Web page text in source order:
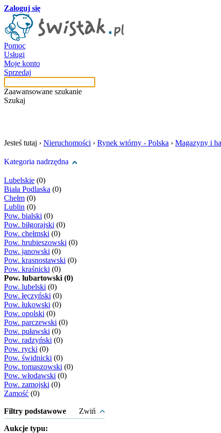
Zaloguj się
Pomoc
Usługi
Moje konto
Sprzedaj
Zaawansowane szukanie
Szukaj
Jesteś tutaj › Nieruchomości › Rynek wtórny - Polska › Magazyny i
Kategoria nadrzędna
Lubelskie (0)
Biała Podlaska (0)
Chełm (0)
Lublin (0)
Pow. bialski (0)
Pow. biłgorajski (0)
Pow. chełmski (0)
Pow. hrubieszowski (0)
Pow. janowski (0)
Pow. krasnostawski (0)
Pow. kraśnicki (0)
Pow. lubartowski (0)
Pow. lubelski (0)
Pow. łęczyński (0)
Pow. łukowski (0)
Pow. opolski (0)
Pow. parczewski (0)
Pow. puławski (0)
Pow. radzyński (0)
Pow. rycki (0)
Pow. świdnicki (0)
Pow. tomaszowski (0)
Pow. włodawski (0)
Pow. zamojski (0)
Zamość (0)
Filtry podstawowe Zwiń
Aukcje typu: